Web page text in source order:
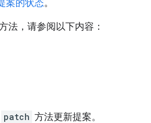
案的状态。
法，请参阅以下内容：
patch 方法更新提案。